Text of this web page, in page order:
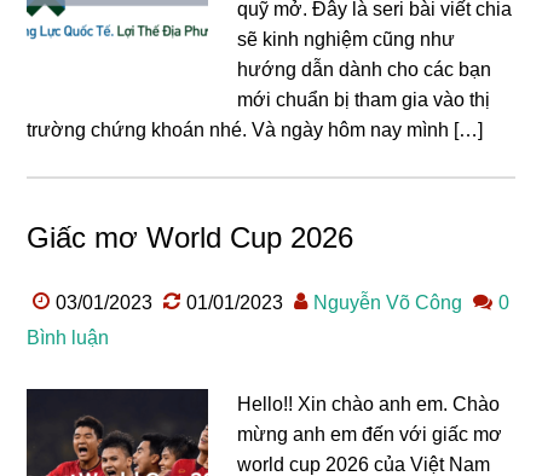
quỹ mở. Đây là seri bài viết chia
sẽ kinh nghiệm cũng như
hướng dẫn dành cho các bạn
mới chuẩn bị tham gia vào thị
trường chứng khoán nhé. Và ngày hôm nay mình […]
Giấc mơ World Cup 2026
03/01/2023 01/01/2023 Nguyễn Võ Công
0
Bình luận
Hello!! Xin chào anh em. Chào
mừng anh em đến với giấc mơ
world cup 2026 của Việt Nam